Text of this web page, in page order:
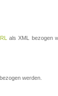
als XML bezogen
werden.